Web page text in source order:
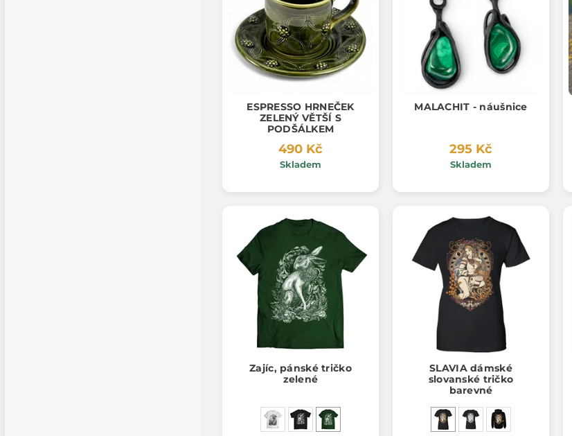
ESPRESSO HRNEČEK
ZELENÝ VĚTŠÍ S
PODŠÁLKEM
490 Kč
Skladem
MALACHIT - náušnice
295 Kč
Skladem
Zajíc, pánské tričko
zelené
SLAVIA dámské
slovanské tričko
barevné